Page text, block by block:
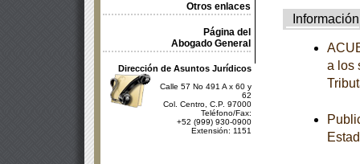
Otros enlaces
Página del
Abogado General
Dirección de Asuntos Jurídicos
Calle 57 No 491 A x 60 y
62
Col. Centro, C.P. 97000
Teléfono/Fax:
+52 (999) 930-0900
Extensión: 1151
Información
a los